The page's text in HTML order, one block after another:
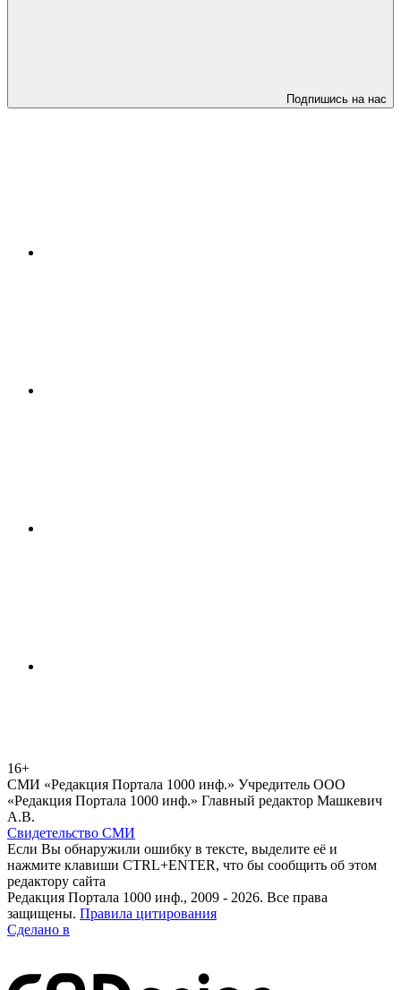
Подпишись на нас
16+
СМИ «Редакция Портала 1000 инф.» Учредитель ООО
«Редакция Портала 1000 инф.» Главный редактор Машкевич
А.В.
Свидетельство СМИ
Если Вы обнаружили ошибку в тексте, выделите её и
нажмите клавиши CTRL+ENTER, что бы сообщить об этом
редактору сайта
Редакция Портала 1000 инф., 2009 - 2026. Все права
защищены. Правила цитирования
Сделано в